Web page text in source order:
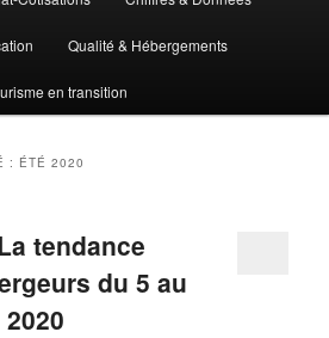
Qualité & Hébergements
en transition
: ÉTÉ 2020
tendance
du 5 au